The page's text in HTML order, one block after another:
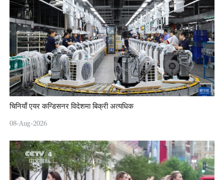
चिनियाँ एयर कन्डिसनर विदेशमा बिक्री अत्यधिक
08-Aug-2026